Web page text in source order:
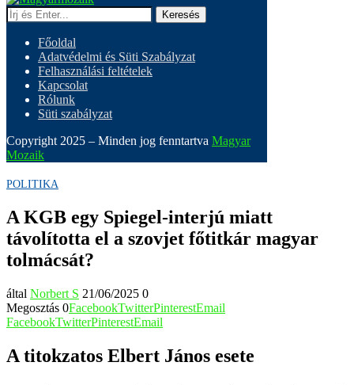
Keresés
Főoldal
Adatvédelmi és Süti Szabályzat
Felhasználási feltételek
Kapcsolat
Rólunk
Süti szabályzat
Copyright 2025 – Minden jog fenntartva Magyar
Mozaik
POLITIKA
A KGB egy Spiegel-interjú miatt
távolította el a szovjet főtitkár magyar
tolmácsát?
által Norbert S 21/06/2025 0
Megosztás 0FacebookTwitterPinterestEmail
FacebookTwitterPinterestEmail
A titokzatos Elbert János esete